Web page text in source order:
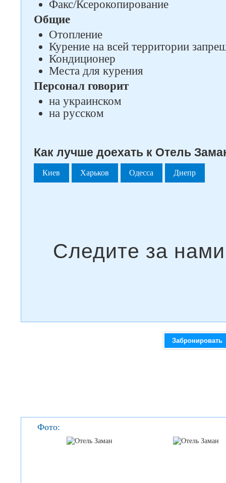
Факс/Ксерокопирование
Общие
Отопление
Курение на всей территории
Кондиционер
Места для курения
Персонал говорит
на украинском
на русском
Как лучше доехать к Отель
Киев Харьков Одесса Днепр
Забронировать
Фото: